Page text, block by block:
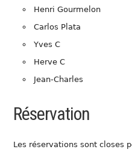
Henri Gourmelon
Carlos Plata
Yves C
Herve C
Jean-Charles
Réservation
Les réservations sont closes